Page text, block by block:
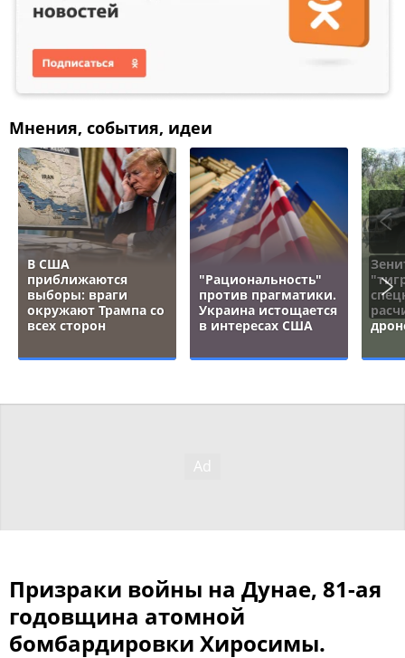
Мнения, события, идеи
В США
приближаются
выборы: враги
окружают Трампа со
всех сторон
"Рациональность"
против прагматики.
Украина истощается
в интересах США
Призраки войны на Дунае, 81-ая
годовщина атомной
бомбардировки Хиросимы.